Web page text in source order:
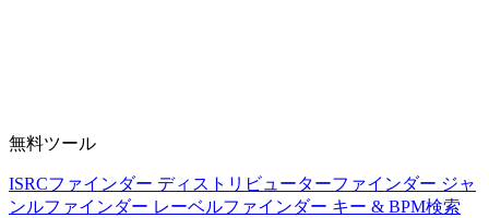
無料ツール
ISRCファインダー ディストリビューターファインダー ジャ
ンルファインダー レーベルファインダー キー & BPM検索